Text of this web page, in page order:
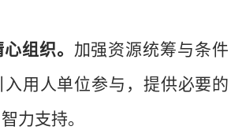
组织。 加强资源统筹与条件
用人单位参与，提供必要的
力支持。